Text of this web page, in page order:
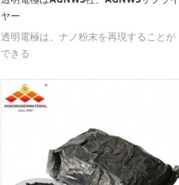
ヤー
透明電極は、ナノ粉末を再現することが
できる